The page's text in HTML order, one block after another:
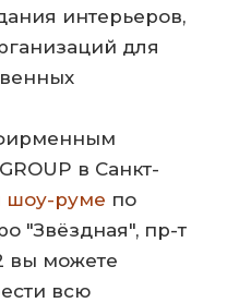
интерьеров,
для
в Санкт-
шоу-руме по
"Звёздная", пр-т
вы можете
всю